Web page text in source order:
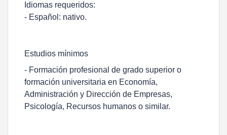
Idiomas requeridos:
- Español: nativo.
Estudios mínimos
- Formación profesional de grado superior o
formación universitaria en Economía,
Administración y Dirección de Empresas,
Psicología, Recursos humanos o similar.